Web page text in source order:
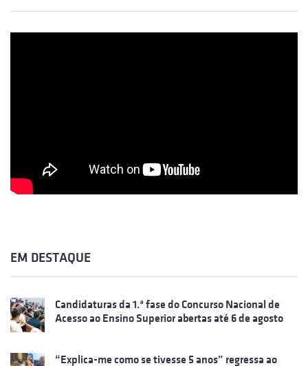
EM DESTAQUE
Candidaturas da 1.ª fase do Concurso Nacional de
Acesso ao Ensino Superior abertas até 6 de agosto
“Explica-me como se tivesse 5 anos” regressa ao